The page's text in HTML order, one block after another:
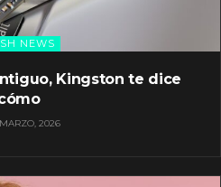
NEWS
Kingston te dice
2026